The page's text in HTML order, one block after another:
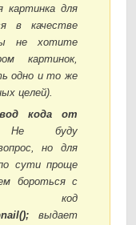
картинка для
в качестве
не хотите
картинок,
одно и то же
целей).
кода от
буду
но для
сути проще
бороться с
код
выдает